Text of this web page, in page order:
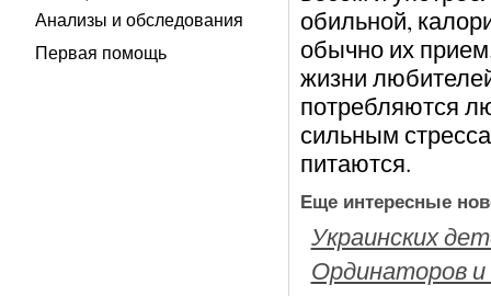
Анализы и обследования
Первая помощь
обильной,
обычно их
жизни
потребляются
сильным
питаются.
Еще интересные
Украинских
Ординаторов